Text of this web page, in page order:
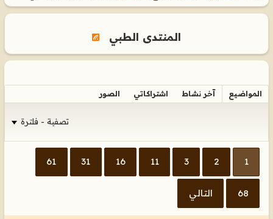
المنتدى الطبي
المواضيع آخر نشاط اشتراكاتي الصور
تصفية - فلترة
1
2
3
11
16
31
61
68 التالي